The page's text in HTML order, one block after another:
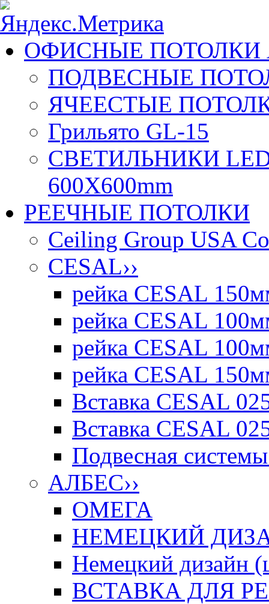
ОФИСНЫЕ ПОТОЛКИ
ПОДВЕСНЫЕ
ЯЧЕЕСТЫЕ
Грильято GL-15
СВЕТИЛЬНИКИ
600X600mm
РЕЕЧНЫЕ ПОТОЛКИ
Ceiling Group USA
CESAL››
рейка CESAL
рейка CESAL
рейка CESAL
рейка CESAL
Вставка CESAL
Вставка CESAL
Подвесная
АЛБЕС››
ОМЕГА
НЕМЕЦКИЙ
Немецкий дизайн
ВСТАВКА ДЛЯ